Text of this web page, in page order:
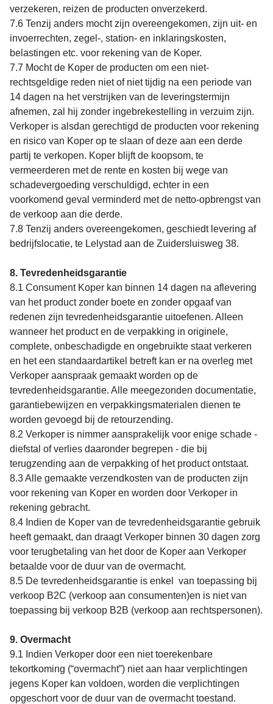
verzekeren, reizen de producten onverzekerd.
7.6 Tenzij anders mocht zijn overeengekomen, zijn uit- en
invoerrechten, zegel-, station- en inklaringskosten,
belastingen etc. voor rekening van de Koper.
7.7 Mocht de Koper de producten om een niet-
rechtsgeldige reden niet of niet tijdig na een periode van
14 dagen na het verstrijken van de leveringstermijn
afnemen, zal hij zonder ingebrekestelling in verzuim zijn.
Verkoper is alsdan gerechtigd de producten voor rekening
en risico van Koper op te slaan of deze aan een derde
partij te verkopen. Koper blijft de koopsom, te
vermeerderen met de rente en kosten bij wege van
schadevergoeding verschuldigd, echter in een
voorkomend geval verminderd met de netto-opbrengst van
de verkoop aan die derde.
7.8 Tenzij anders overeengekomen, geschiedt levering af
bedrijfslocatie, te Lelystad aan de Zuidersluisweg 38.
8. Tevredenheidsgarantie
8.1 Consument Koper kan binnen 14 dagen na aflevering
van het product zonder boete en zonder opgaaf van
redenen zijn tevredenheidsgarantie uitoefenen. Alleen
wanneer het product en de verpakking in originele,
complete, onbeschadigde en ongebruikte staat verkeren
en het een standaardartikel betreft kan er na overleg met
Verkoper aanspraak gemaakt worden op de
tevredenheidsgarantie. Alle meegezonden documentatie,
garantiebewijzen en verpakkingsmaterialen dienen te
worden gevoegd bij de retourzending.
8.2 Verkoper is nimmer aansprakelijk voor enige schade -
diefstal of verlies daaronder begrepen - die bij
terugzending aan de verpakking of het product ontstaat.
8.3 Alle gemaakte verzendkosten van de producten zijn
voor rekening van Koper en worden door Verkoper in
rekening gebracht.
8.4 Indien de Koper van de tevredenheidsgarantie gebruik
heeft gemaakt, dan draagt Verkoper binnen 30 dagen zorg
voor terugbetaling van het door de Koper aan Verkoper
betaalde voor de duur van de overmacht.
8.5 De tevredenheidsgarantie is enkel
van toepassing bij
verkoop B2C (verkoop aan consumenten)en is niet van
toepassing bij verkoop B2B (verkoop aan rechtspersonen).
9. Overmacht
9.1 Indien Verkoper door een niet toerekenbare
tekortkoming (“overmacht”) niet aan haar verplichtingen
jegens Koper kan voldoen, worden die verplichtingen
opgeschort voor de duur van de overmacht toestand.